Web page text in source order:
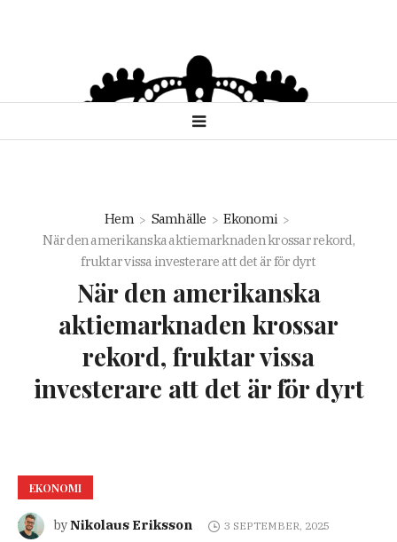
Hem Samhälle
Ekonomi
När den amerikanska aktiemarknaden krossar rekord,
fruktar vissa investerare att det är för dyrt
När den amerikanska
aktiemarknaden krossar
rekord, fruktar vissa
investerare att det är för dyrt
EKONOMI
byNikolaus Eriksson 3 SEPTEMBER, 2025